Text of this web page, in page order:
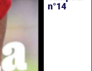
n°14